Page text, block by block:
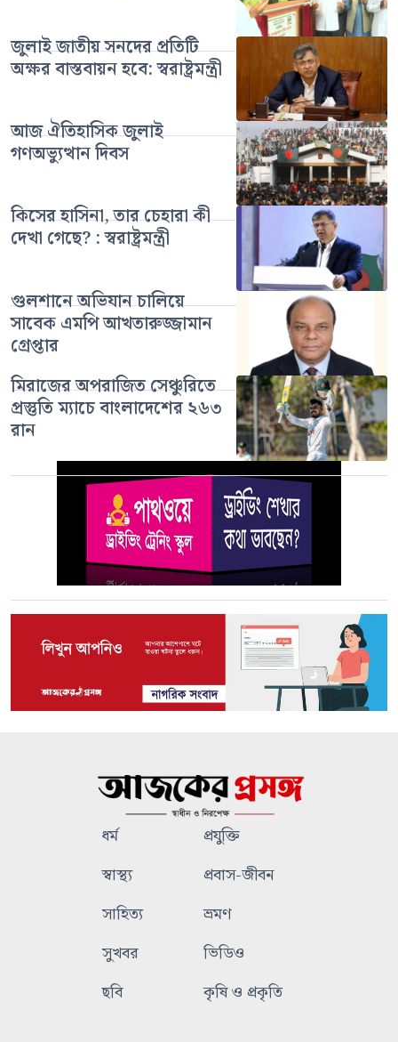
জুলাই জাতীয় সনদের প্রতিটি
অক্ষর বাস্তবায়ন হবে: স্বরাষ্ট্রমন্ত্রী
আজ ঐতিহাসিক জুলাই
গণঅভ্যুত্থান দিবস
কিসের হাসিনা, তার চেহারা কী
দেখা গেছে? : স্বরাষ্ট্রমন্ত্রী
গুলশানে অভিযান চালিয়ে
সাবেক এমপি আখতারুজ্জামান
গ্রেপ্তার
মিরাজের অপরাজিত সেঞ্চুরিতে
প্রস্তুতি ম্যাচে বাংলাদেশের ২৬৩
রান
ধর্ম
প্রযুক্তি
স্বাস্থ্য
প্রবাস-জীবন
সাহিত্য
ভ্রমণ
সুখবর
ভিডিও
ছবি
কৃষি ও প্রকৃতি